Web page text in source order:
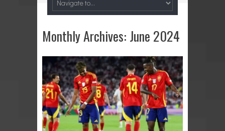
Monthly Archives: June 2024